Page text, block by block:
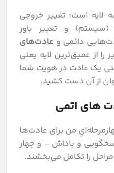
لایه است؛ تغییر خروجی
و تغییر باور
دائمی و عادت‌های
را از عمیق‌ترین لایه یعنی
یک عادت در هویت شما
از آن دست کشید.
های اتمی
من برای عادت‌ها
و پاداش – و چهار
مراحل را تکامل می‌بخشند.